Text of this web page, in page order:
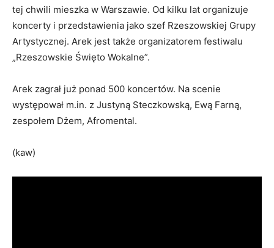
tej chwili mieszka w Warszawie. Od kilku lat organizuje
koncerty i przedstawienia jako szef Rzeszowskiej Grupy
Artystycznej. Arek jest także organizatorem festiwalu
„Rzeszowskie Święto Wokalne”.
Arek zagrał już ponad 500 koncertów. Na scenie
występował m.in. z Justyną Steczkowską, Ewą Farną,
zespołem Dżem, Afromental.
(kaw)